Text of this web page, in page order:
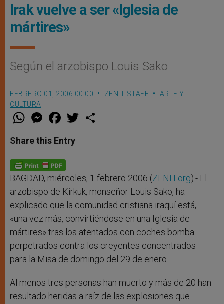
Irak vuelve a ser «Iglesia de
mártires»
Según el arzobispo Louis Sako
FEBRERO 01, 2006 00:00 ZENIT STAFF
ARTE Y
CULTURA
W
t
s
p
p
M
e
s
e
g
e
F
a
e
b
o
k
w
Share this Entry
BAGDAD, miércoles, 1 febrero 2006 (ZENIT.org).- El
arzobispo de Kirkuk, monseñor Louis Sako, ha
explicado que la comunidad cristiana iraquí está,
«una vez más, convirtiéndose en una Iglesia de
mártires» tras los atentados con coches bomba
perpetrados contra los creyentes concentrados
para la Misa de domingo del 29 de enero.
Al menos tres personas han muerto y más de 20 han
resultado heridas a raíz de las explosiones que